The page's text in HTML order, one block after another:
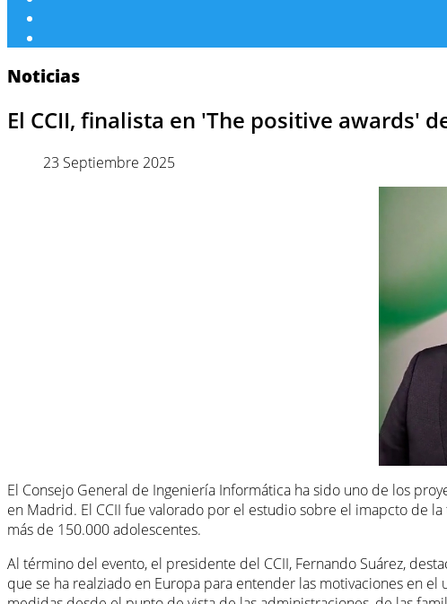
Noticias
El CCII, finalista en 'The positive awards'
23 Septiembre 2025
El Consejo General de Ingeniería Informática ha sido uno de los
en Madrid. El CCII fue valorado por el estudio sobre el imapcto de
más de 150.000 adolescentes.
Al término del evento, el presidente del CCII, Fernando Suárez,
que se ha realziado en Europa para entender las motivaciones en